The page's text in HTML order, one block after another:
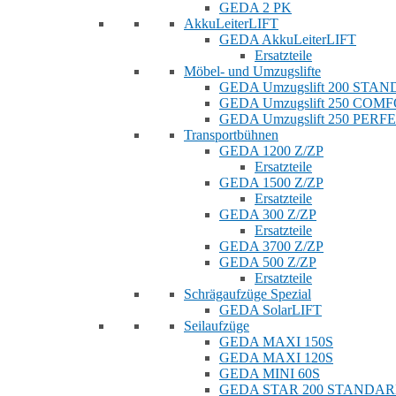
GEDA 2 PK
AkkuLeiterLIFT
GEDA AkkuLeiterLIFT
Ersatzteile
Möbel- und Umzugslifte
GEDA Umzugslift 200
GEDA Umzugslift 250
GEDA Umzugslift 250
Transportbühnen
GEDA 1200 Z/ZP
Ersatzteile
GEDA 1500 Z/ZP
Ersatzteile
GEDA 300 Z/ZP
Ersatzteile
GEDA 3700 Z/ZP
GEDA 500 Z/ZP
Ersatzteile
Schrägaufzüge Spezial
GEDA SolarLIFT
Seilaufzüge
GEDA MAXI 150S
GEDA MAXI 120S
GEDA MINI 60S
GEDA STAR 200